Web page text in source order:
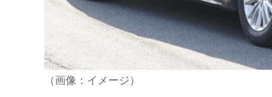
（画像：イメージ）